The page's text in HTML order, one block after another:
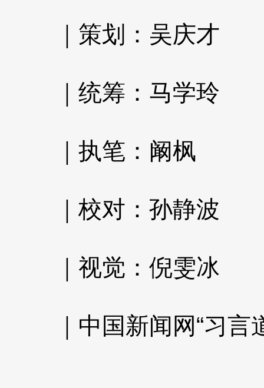
｜策划：吴庆才
｜统筹：马学玲
｜执笔：阚枫
｜校对：孙静波
｜视觉：倪雯冰
｜中国新闻网“习